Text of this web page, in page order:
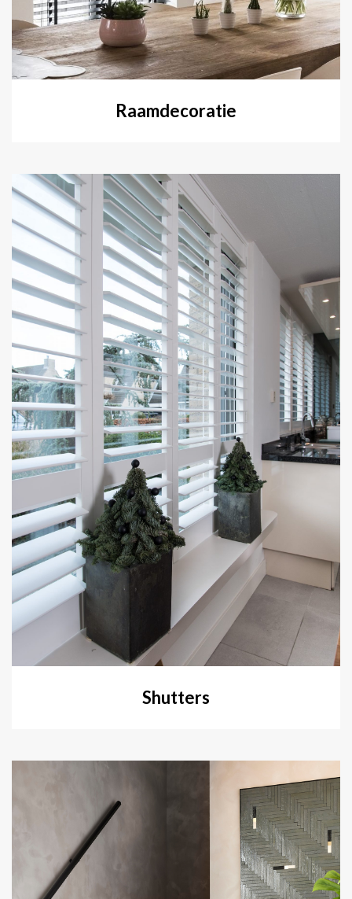
Raamdecoratie
Shutters